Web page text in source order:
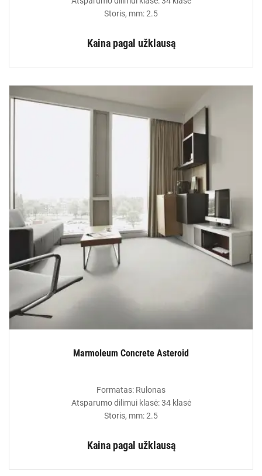
Storis, mm: 2.5
Kaina pagal užklausą
Marmoleum Concrete Asteroid
Formatas: Rulonas
Atsparumo dilimui klasė: 34 klasė
Storis, mm: 2.5
Kaina pagal užklausą